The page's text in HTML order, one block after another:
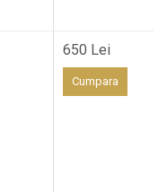
650 Lei
Cumpara